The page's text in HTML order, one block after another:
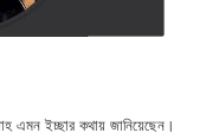
এমন ইচ্ছার কথায় জানিয়েছেন।